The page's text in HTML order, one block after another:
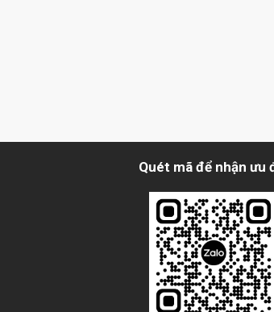
Quét mã để nhận ưu